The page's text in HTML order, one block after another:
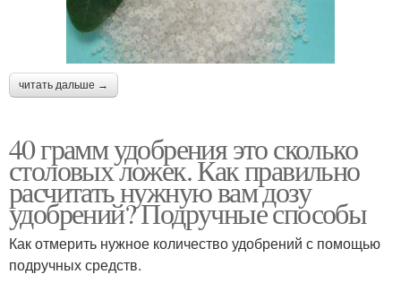
читать дальше →
40 грамм удобрения это сколько
столовых ложек. Как правильно
расчитать нужную вам дозу
удобрений? Подручные способы
Как отмерить нужное количество удобрений с помощью
подручных средств.